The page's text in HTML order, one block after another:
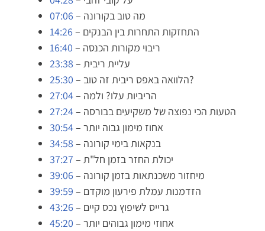
07:06
– מה טוב בקורונה
14:26
– התחזקות התחרות בין הבנקים
16:40
– ריבוי מקורות הכנסה
23:38
– עליית ריבית
25:30
– הלוואה באפס ריבית זה טוב?
27:04
– הריביות עלו? ולמה
27:24
– הטעות הכי נפוצה של משקיעים בבורסה
30:54
– אחוז מימון גבוה יותר
34:58
– בנקאות בימי קורונה
37:27
– יכולת החזר בזמן חל"ת
39:06
– מיחזור משכנתאות בזמן קורונה
39:59
– הזדמנות עמלת פירעון מוקדם
43:26
– גרייס לשיפוץ נכס קיים
45:20
– אחוזי מימון גבוהים יותר